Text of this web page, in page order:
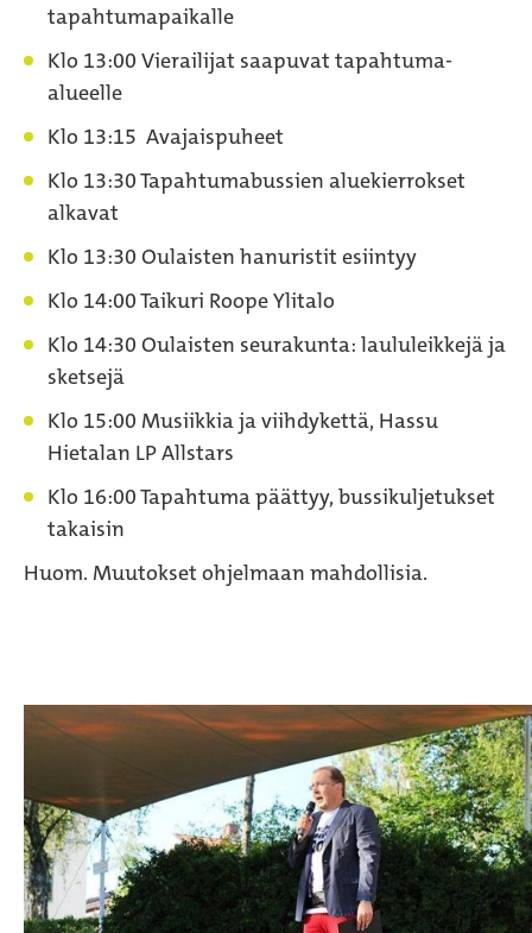
tapahtumapaikalle
Klo 13:00 Vierailijat saapuvat tapahtuma-
alueelle
Klo 13:15 Avajaispuheet
Klo 13:30 Tapahtumabussien aluekierrokset
alkavat
Klo 13:30 Oulaisten hanuristit esiintyy
Klo 14:00 Taikuri Roope Ylitalo
Klo 14:30 Oulaisten seurakunta: laululeikkejä ja
sketsejä
Klo 15:00 Musiikkia ja viihdykettä, Hassu
Hietalan LP Allstars
Klo 16:00 Tapahtuma päättyy, bussikuljetukset
takaisin
Huom. Muutokset ohjelmaan mahdollisia.